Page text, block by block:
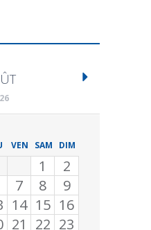
VEN SAM DIM
1
2
7 8
9
14 15 16
21 22 23